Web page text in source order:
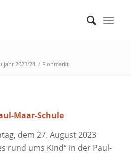
2023/24 / Flohmarkt
Maar-Schule
dem 27. August 2023
rund ums Kind“ in der Paul-